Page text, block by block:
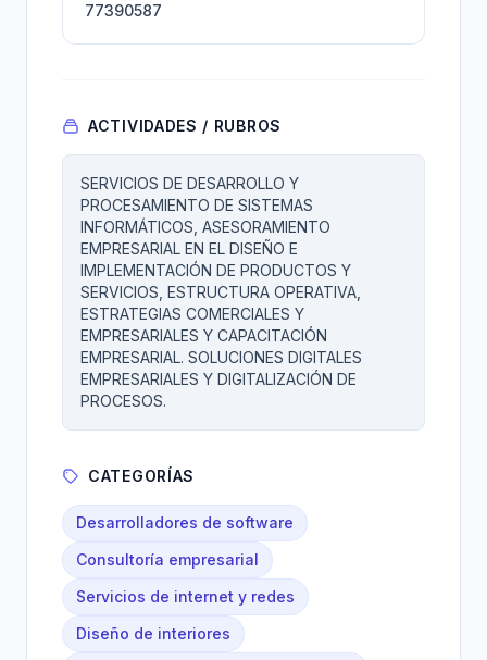
77390587
ACTIVIDADES / RUBROS
SERVICIOS DE DESARROLLO Y
PROCESAMIENTO DE SISTEMAS
INFORMÁTICOS, ASESORAMIENTO
EMPRESARIAL EN EL DISEÑO E
IMPLEMENTACIÓN DE PRODUCTOS Y
SERVICIOS, ESTRUCTURA OPERATIVA,
ESTRATEGIAS COMERCIALES Y
EMPRESARIALES Y CAPACITACIÓN
EMPRESARIAL. SOLUCIONES DIGITALES
EMPRESARIALES Y DIGITALIZACIÓN DE
PROCESOS.
CATEGORÍAS
Desarrolladores de software
Consultoría empresarial
Servicios de internet y redes
Diseño de interiores